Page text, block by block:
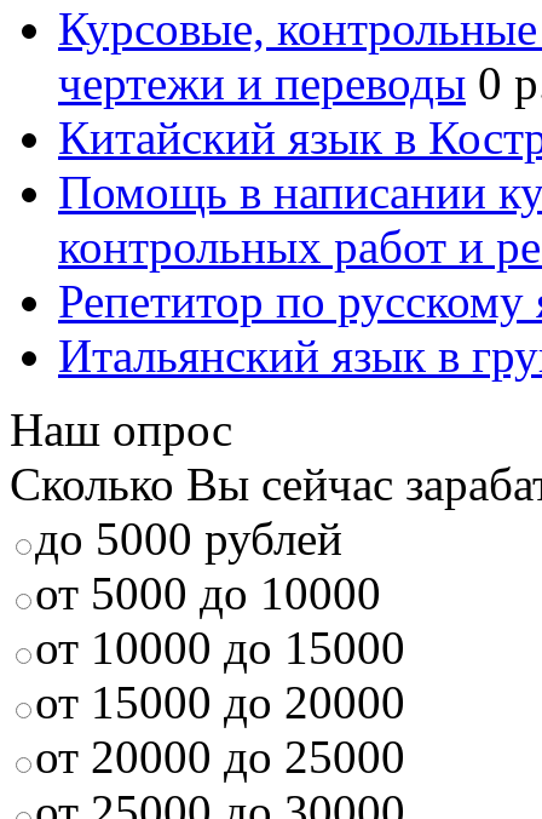
Курсовые,
чертежи и переводы 0
Китайский язык в
Помощь в написании
контрольных работ и
Репетитор по русскому
Итальянский язык в
Наш опрос
Сколько Вы сейчас
до 5000 рублей
от 5000 до 10000
от 10000 до 15000
от 15000 до 20000
от 20000 до 25000